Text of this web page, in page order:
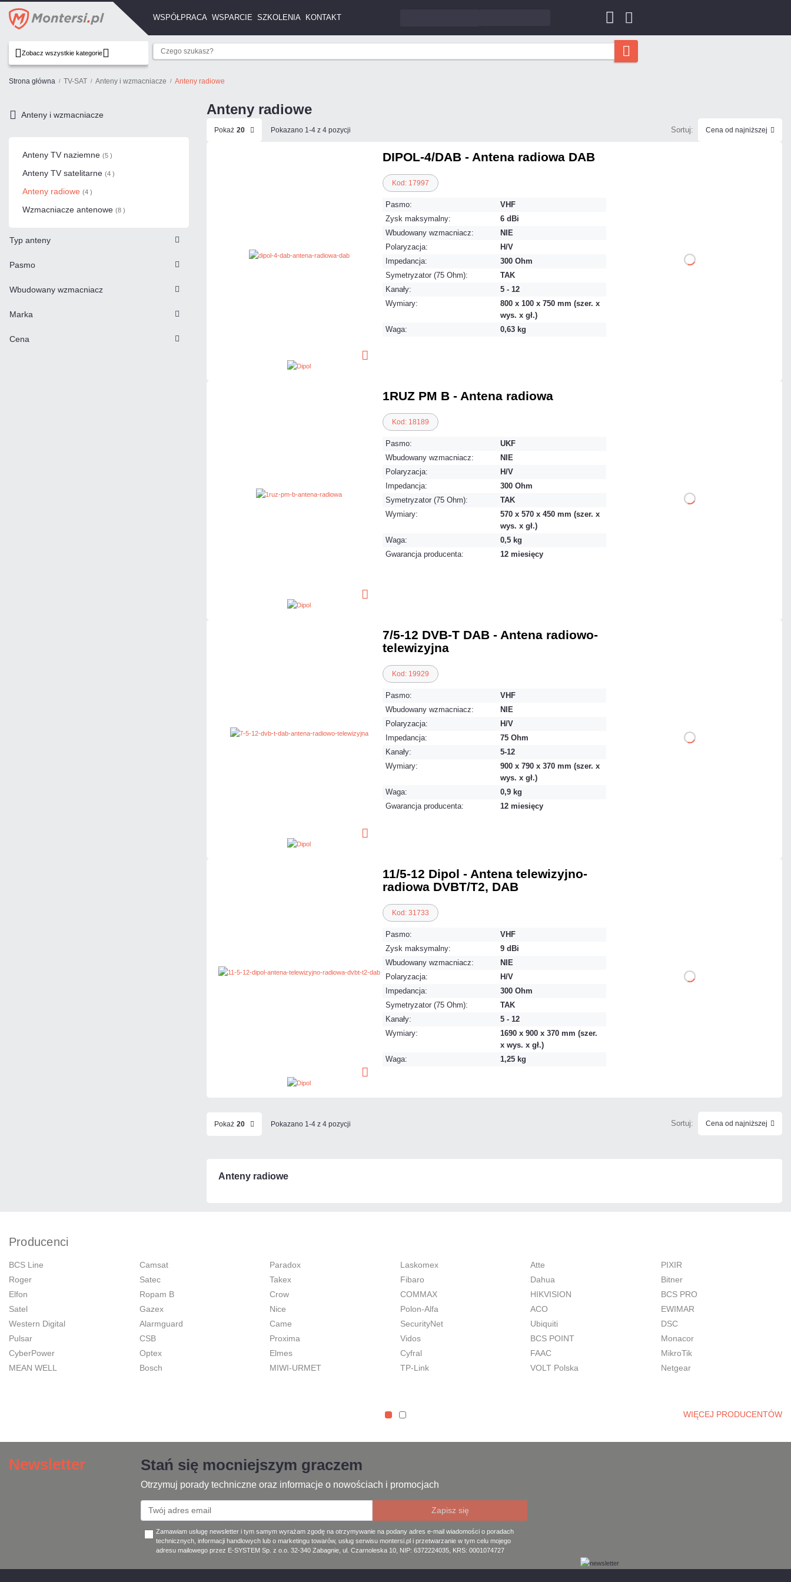
WSPÓŁPRACA WSPARCIE SZKOLENIA KONTAKT
Zobacz wszystkie kategorie
Strona główna TV-SAT Anteny i wzmacniacze Anteny radiowe
Anteny i wzmacniacze
Anteny TV naziemne (5 )
Anteny TV satelitarne (4 )
Anteny radiowe (4 )
Wzmacniacze antenowe (8 )
Typ anteny
Pasmo
Wbudowany wzmacniacz
Marka
Cena
Anteny radiowe
Pokaż 20 Pokazano 1-4 z 4 pozycji Sortuj: Cena od najniższej
DIPOL-4/DAB - Antena radiowa DAB
Kod: 17997
Pasmo:
VHF
Zysk maksymalny:
6 dBi
Wbudowany wzmacniacz:
NIE
Polaryzacja:
H/V
Impedancja:
300 Ohm
Symetryzator (75 Ohm):
TAK
Kanały:
5 - 12
Wymiary:
800 x 100 x 750 mm (szer. x
wys. x gł.)
Waga:
0,63 kg
DO KOSZYKA
1RUZ PM B - Antena radiowa
Kod: 18189
Pasmo:
UKF
Wbudowany wzmacniacz:
NIE
Polaryzacja:
H/V
Impedancja:
300 Ohm
Symetryzator (75 Ohm):
TAK
Wymiary:
570 x 570 x 450 mm (szer. x
wys. x gł.)
Waga:
0,5 kg
Gwarancja producenta:
12 miesięcy
DO KOSZYKA
7/5-12 DVB-T DAB - Antena radiowo-
telewizyjna
Kod: 19929
Pasmo:
VHF
Wbudowany wzmacniacz:
NIE
Polaryzacja:
H/V
Impedancja:
75 Ohm
Kanały:
5-12
Wymiary:
900 x 790 x 370 mm (szer. x
wys. x gł.)
Waga:
0,9 kg
Gwarancja producenta:
12 miesięcy
DO KOSZYKA
11/5-12 Dipol - Antena telewizyjno-
radiowa DVBT/T2, DAB
Kod: 31733
Pasmo:
VHF
Zysk maksymalny:
9 dBi
Wbudowany wzmacniacz:
NIE
Polaryzacja:
H/V
Impedancja:
300 Ohm
Symetryzator (75 Ohm):
TAK
Kanały:
5 - 12
Wymiary:
1690 x 900 x 370 mm (szer.
x wys. x gł.)
Waga:
1,25 kg
DO KOSZYKA
Pokaż 20 Pokazano 1-4 z 4 pozycji Sortuj: Cena od najniższej
Anteny radiowe
Producenci
BCS Line
Roger
Elfon
Satel
Western Digital
Pulsar
CyberPower
MEAN WELL
Camsat
Satec
Ropam B
Gazex
Alarmguard
CSB
Optex
Bosch
Paradox
Takex
Crow
Nice
Came
Proxima
Elmes
MIWI-URMET
Laskomex
Fibaro
COMMAX
Polon-Alfa
SecurityNet
Vidos
Cyfral
TP-Link
Atte
Dahua
HIKVISION
ACO
Ubiquiti
BCS POINT
FAAC
VOLT Polska
PIXIR
Bitner
BCS PRO
EWIMAR
DSC
Monacor
MikroTik
Netgear
WIĘCEJ PRODUCENTÓW
Newsletter Stań się mocniejszym graczem
Otrzymuj porady techniczne oraz informacje o nowościach i promocjach
Zamawiam usługę newsletter i tym samym wyrażam zgodę na otrzymywanie na podany adres e-mail wiadomości o poradach
technicznych, informacji handlowych lub o marketingu towarów, usług serwisu montersi.pl i przetwarzanie w tym celu mojego
adresu mailowego przez E-SYSTEM Sp. z o.o. 32-340 Zabagnie, ul. Czarnoleska 10, NIP: 6372224035, KRS: 0001074727